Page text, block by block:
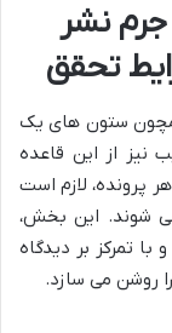
نشر
تحقق
ستون های یک
نیز از این قاعده
پرونده، لازم است
شوند. این بخش،
با تمرکز بر دیدگاه
روشن می سازد.